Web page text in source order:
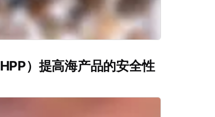
）提高海产品的安全性